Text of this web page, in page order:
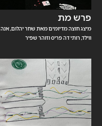
פרש מת
מיצג חוצה מדיומים מאת שחר יהלום, אנה
ווילד, רותי דה פריס וזוהר שפיר